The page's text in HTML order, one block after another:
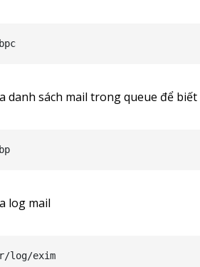
danh sách mail trong queue để
log mail
log/exim